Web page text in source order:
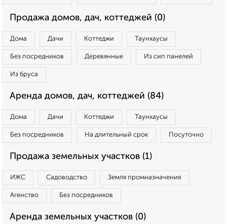
Продажа домов, дач, коттеджей (0)
Дома Дачи Коттеджи Таунхаусы
Без посредников Деревянные Из сип панелей
Из бруса
Аренда домов, дач, коттеджей (84)
Дома Дачи Коттеджи Таунхаусы
Без посредников На длительный срок Посуточно
Продажа земельных участков (1)
ИЖС Садоводство Земля промназначения
Агенство Без посредников
Аренда земельных участков (0)